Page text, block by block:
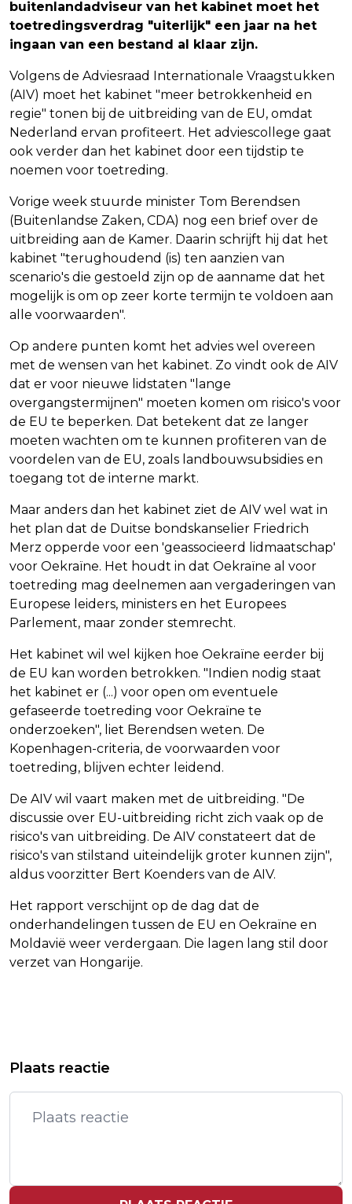
buitenlandadviseur van het kabinet moet het
toetredingsverdrag "uiterlijk" een jaar na het
ingaan van een bestand al klaar zijn.
Volgens de Adviesraad Internationale Vraagstukken
(AIV) moet het kabinet "meer betrokkenheid en
regie" tonen bij de uitbreiding van de EU, omdat
Nederland ervan profiteert. Het adviescollege gaat
ook verder dan het kabinet door een tijdstip te
noemen voor toetreding.
Vorige week stuurde minister Tom Berendsen
(Buitenlandse Zaken, CDA) nog een brief over de
uitbreiding aan de Kamer. Daarin schrijft hij dat het
kabinet "terughoudend (is) ten aanzien van
scenario's die gestoeld zijn op de aanname dat het
mogelijk is om op zeer korte termijn te voldoen aan
alle voorwaarden".
Op andere punten komt het advies wel overeen
met de wensen van het kabinet. Zo vindt ook de AIV
dat er voor nieuwe lidstaten "lange
overgangstermijnen" moeten komen om risico's voor
de EU te beperken. Dat betekent dat ze langer
moeten wachten om te kunnen profiteren van de
voordelen van de EU, zoals landbouwsubsidies en
toegang tot de interne markt.
Maar anders dan het kabinet ziet de AIV wel wat in
het plan dat de Duitse bondskanselier Friedrich
Merz opperde voor een 'geassocieerd lidmaatschap'
voor Oekraïne. Het houdt in dat Oekraïne al voor
toetreding mag deelnemen aan vergaderingen van
Europese leiders, ministers en het Europees
Parlement, maar zonder stemrecht.
Het kabinet wil wel kijken hoe Oekraïne eerder bij
de EU kan worden betrokken. "Indien nodig staat
het kabinet er (...) voor open om eventuele
gefaseerde toetreding voor Oekraïne te
onderzoeken", liet Berendsen weten. De
Kopenhagen-criteria, de voorwaarden voor
toetreding, blijven echter leidend.
De AIV wil vaart maken met de uitbreiding. "De
discussie over EU-uitbreiding richt zich vaak op de
risico's van uitbreiding. De AIV constateert dat de
risico's van stilstand uiteindelijk groter kunnen zijn",
aldus voorzitter Bert Koenders van de AIV.
Het rapport verschijnt op de dag dat de
onderhandelingen tussen de EU en Oekraïne en
Moldavië weer verdergaan. Die lagen lang stil door
verzet van Hongarije.
GELIJKSPEL TEGEN JAPAN
ORANJE VERSPEELT VOORSPRONG
TEGEN JAPAN NA WISSELS IN
SLOTFASE
Plaats reactie